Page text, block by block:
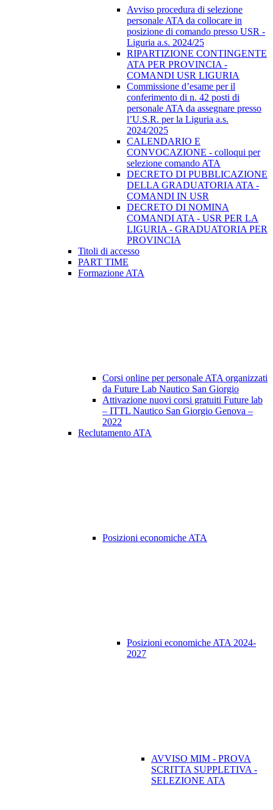
Avviso procedura di selezione
personale ATA da collocare in
posizione di comando presso USR -
Liguria a.s. 2024/25
RIPARTIZIONE CONTINGENTE
ATA PER PROVINCIA -
COMANDI USR LIGURIA
Commissione d’esame per il
conferimento di n. 42 posti di
personale ATA da assegnare presso
l’U.S.R. per la Liguria a.s.
2024/2025
CALENDARIO E
CONVOCAZIONE - colloqui per
selezione comando ATA
DECRETO DI PUBBLICAZIONE
DELLA GRADUATORIA ATA -
COMANDI IN USR
DECRETO DI NOMINA
COMANDI ATA - USR PER LA
LIGURIA - GRADUATORIA PER
PROVINCIA
Titoli di accesso
PART TIME
Formazione ATA
Corsi online per personale ATA organizzati
da Future Lab Nautico San Giorgio
Attivazione nuovi corsi gratuiti Future lab
– ITTL Nautico San Giorgio Genova –
2022
Reclutamento ATA
Posizioni economiche ATA
Posizioni economiche ATA 2024-
2027
AVVISO MIM - PROVA
SCRITTA SUPPLETIVA -
SELEZIONE ATA